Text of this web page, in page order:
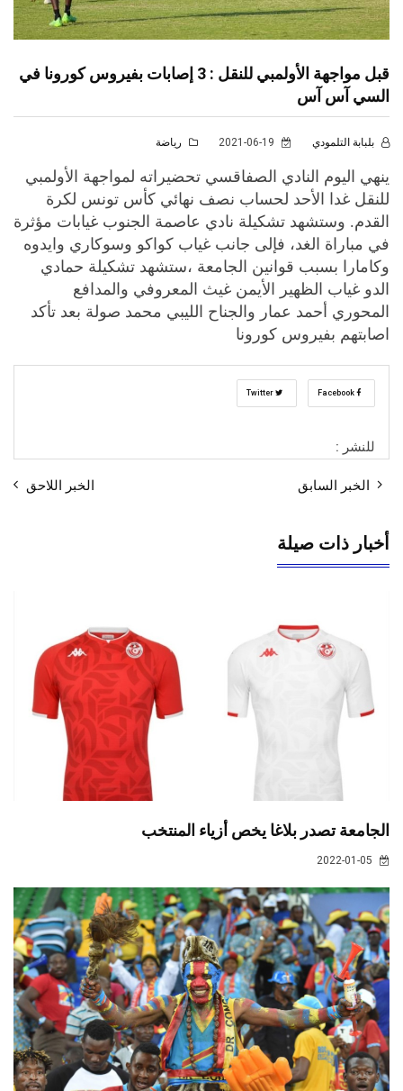
قبل مواجهة الأولمبي للنقل : 3 إصابات بفيروس كورونا في
السي آس آس
بلبابة التلمودي رياضة
ينهي اليوم النادي الصفاقسي تحضيراته لمواجهة الأولمبي
للنقل غدا الأحد لحساب نصف نهائي كأس تونس لكرة
القدم. وستشهد تشكيلة نادي عاصمة الجنوب غيابات مؤثرة
في مباراة الغد، فإلى جانب غياب كواكو وسوكاري وايدوه
وكامارا بسبب قوانين الجامعة ،ستشهد تشكيلة حمادي
الدو غياب الظهير الأيمن غيث المعروفي والمدافع
المحوري أحمد عمار والجناح الليبي محمد صولة بعد تأكد
اصابتهم بفيروس كورونا
للنشر :
الخبر السابق الخبر اللاحق
أخبار ذات صيلة
الجامعة تصدر بلاغا يخص أزياء المنتخب